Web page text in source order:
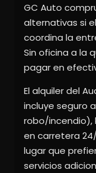
GC Auto
alternativas si
coordina la
Sin oficina a la
pagar en
El alquiler del
incluye seguro
robo/incendio),
en carretera
lugar que
servicios